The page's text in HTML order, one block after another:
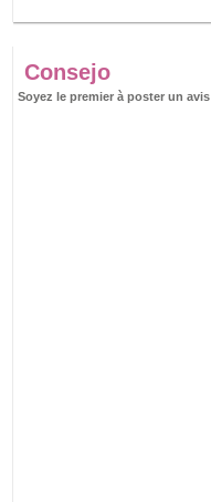
Consejo
Soyez le premier à poster un avis